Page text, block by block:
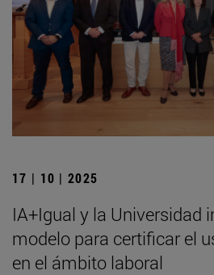
17 | 10 | 2025
IA+Igual y la Universidad
modelo para certificar el
en el ámbito laboral